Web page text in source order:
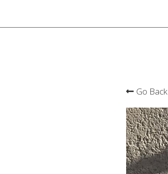
Go Back